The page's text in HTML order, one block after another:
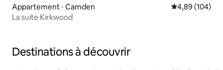
Appartement ⋅ Camden Évaluation
4,89 (104)
La suite Kirkwood
Destinations à découvrir